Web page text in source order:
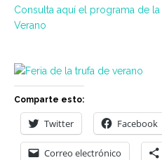
Consulta aquí el programa de
Verano
Comparte esto:
Twitter Facebook
Correo electrónico